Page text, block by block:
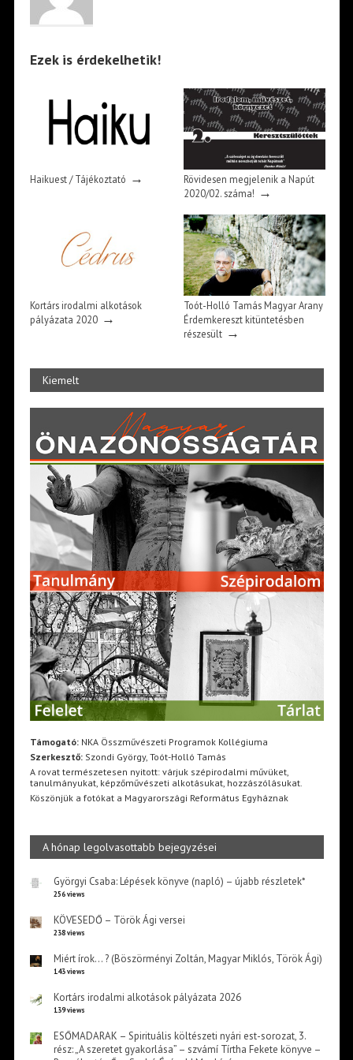
Ezek is érdekelhetik!
Haikuest / Tájékoztató →
Rövidesen megjelenik a Napút
2020/02. száma! →
Kortárs irodalmi alkotások
pályázata 2020→
Toót-Holló Tamás Magyar Arany
Érdemkereszt kitüntetésben
részesült→
Kiemelt
Támogató:NKA Összművészeti Programok Kollégiuma
Szerkesztő:Szondi György, Toót-Holló Tamás
A rovat természetesen nyitott: várjuk szépirodalmi művüket,
tanulmányukat, képzőművészeti alkotásukat, hozzászólásukat.
Köszönjük a fotókat a Magyarországi Református Egyháznak
A hónap legolvasottabb bejegyzései
Györgyi Csaba: Lépések könyve (napló) – újabb részletek*
256 views
KÖVESEDŐ – Török Ági versei
238 views
Miért írok… ? (Böszörményi Zoltán, Magyar Miklós, Török Ági)
143 views
Kortárs irodalmi alkotások pályázata 2026
139 views
ESŐMADARAK – Spirituális költészeti nyári est-sorozat, 3.
rész: „A szeretet gyakorlása” – szvámí Tírtha Fekete könyve –